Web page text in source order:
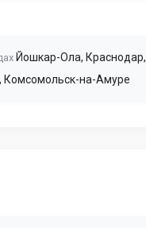
Йошкар-Ола, Краснодар,
, Комсомольск-на-Амуре